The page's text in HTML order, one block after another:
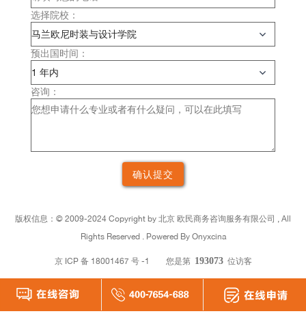
选择院校：
预出国时间：
咨询：
版权信息：© 2009-2024 Copyright by 北京 欧民商务咨询服务有限公司 , All
Rights Reserved . Powered By Onyxcina
京 ICP 备 18001467 号 -1 您是第 193073位访客